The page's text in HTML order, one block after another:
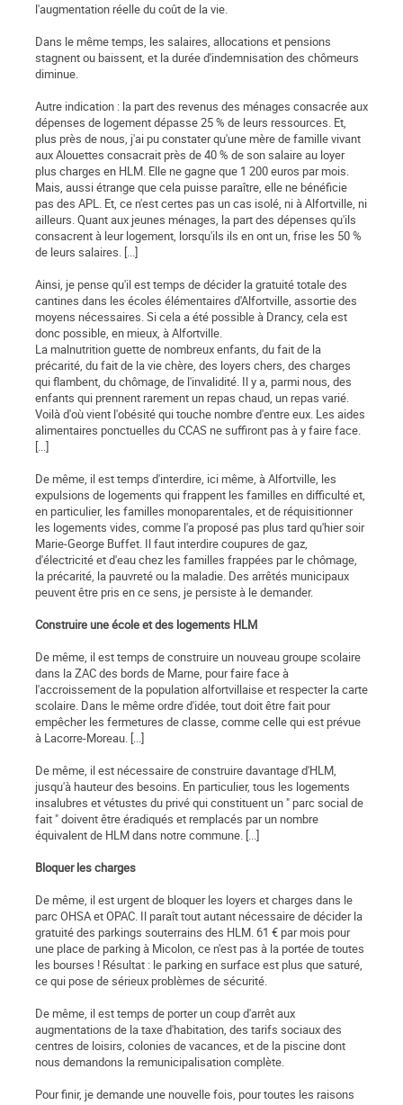
l'augmentation réelle du coût de la vie.
Dans le même temps, les salaires, allocations et pensions
stagnent ou baissent, et la durée d'indemnisation des chômeurs
diminue.
Autre indication : la part des revenus des ménages consacrée aux
dépenses de logement dépasse 25 % de leurs ressources. Et,
plus près de nous, j'ai pu constater qu'une mère de famille vivant
aux Alouettes consacrait près de 40 % de son salaire au loyer
plus charges en HLM. Elle ne gagne que 1 200 euros par mois.
Mais, aussi étrange que cela puisse paraître, elle ne bénéficie
pas des APL. Et, ce n'est certes pas un cas isolé, ni à Alfortville, ni
ailleurs. Quant aux jeunes ménages, la part des dépenses qu'ils
consacrent à leur logement, lorsqu'ils ils en ont un, frise les 50 %
de leurs salaires. [...]
Ainsi, je pense qu'il est temps de décider la gratuité totale des
cantines dans les écoles élémentaires d'Alfortville, assortie des
moyens nécessaires. Si cela a été possible à Drancy, cela est
donc possible, en mieux, à Alfortville.
La malnutrition guette de nombreux enfants, du fait de la
précarité, du fait de la vie chère, des loyers chers, des charges
qui flambent, du chômage, de l'invalidité. Il y a, parmi nous, des
enfants qui prennent rarement un repas chaud, un repas varié.
Voilà d'où vient l'obésité qui touche nombre d'entre eux. Les aides
alimentaires ponctuelles du CCAS ne suffiront pas à y faire face.
[...]
De même, il est temps d'interdire, ici même, à Alfortville, les
expulsions de logements qui frappent les familles en difficulté et,
en particulier, les familles monoparentales, et de réquisitionner
les logements vides, comme l'a proposé pas plus tard qu'hier soir
Marie-George Buffet. Il faut interdire coupures de gaz,
d'électricité et d'eau chez les familles frappées par le chômage,
la précarité, la pauvreté ou la maladie. Des arrêtés municipaux
peuvent être pris en ce sens, je persiste à le demander.
Construire une école et des logements HLM
De même, il est temps de construire un nouveau groupe scolaire
dans la ZAC des bords de Marne, pour faire face à
l'accroissement de la population alfortvillaise et respecter la carte
scolaire. Dans le même ordre d'idée, tout doit être fait pour
empêcher les fermetures de classe, comme celle qui est prévue
à Lacorre-Moreau. [...]
De même, il est nécessaire de construire davantage d'HLM,
jusqu'à hauteur des besoins. En particulier, tous les logements
insalubres et vétustes du privé qui constituent un " parc social de
fait " doivent être éradiqués et remplacés par un nombre
équivalent de HLM dans notre commune. [...]
Bloquer les charges
De même, il est urgent de bloquer les loyers et charges dans le
parc OHSA et OPAC. Il paraît tout autant nécessaire de décider la
gratuité des parkings souterrains des HLM. 61 € par mois pour
une place de parking à Micolon, ce n'est pas à la portée de toutes
les bourses ! Résultat : le parking en surface est plus que saturé,
ce qui pose de sérieux problèmes de sécurité.
De même, il est temps de porter un coup d'arrêt aux
augmentations de la taxe d'habitation, des tarifs sociaux des
centres de loisirs, colonies de vacances, et de la piscine dont
nous demandons la remunicipalisation complète.
Pour finir, je demande une nouvelle fois, pour toutes les raisons